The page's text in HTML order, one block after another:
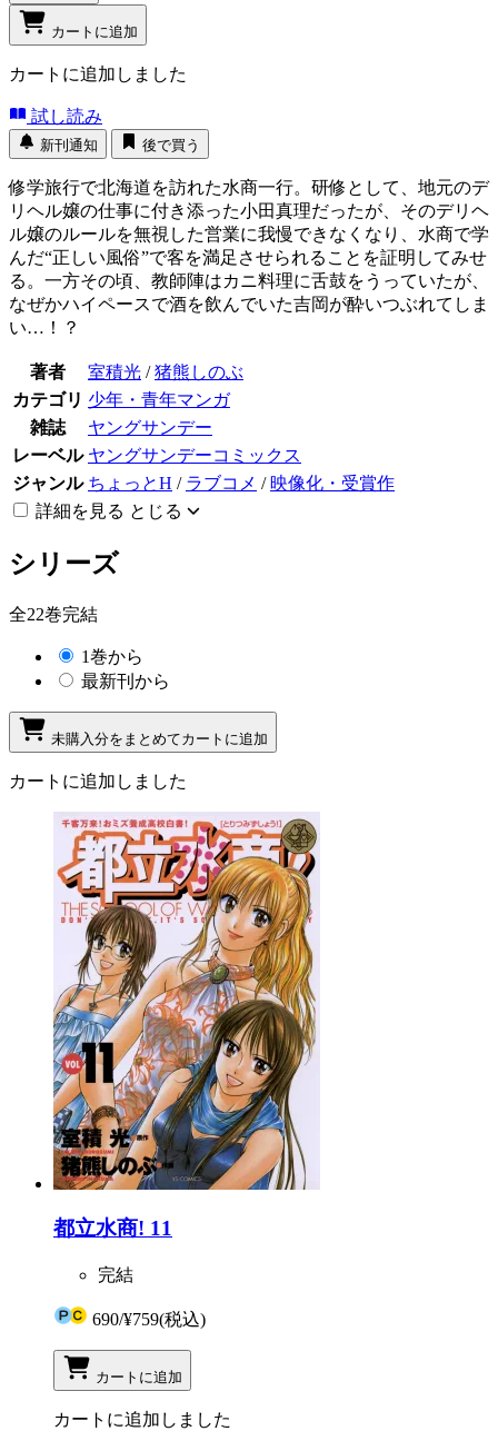
カートに追加
カートに追加しました
試し読み
新刊通知 後で買う
修学旅行で北海道を訪れた水商一行。研修として、地元のデ
リヘル嬢の仕事に付き添った小田真理だったが、そのデリヘ
ル嬢のルールを無視した営業に我慢できなくなり、水商で学
んだ“正しい風俗”で客を満足させられることを証明してみせ
る。一方その頃、教師陣はカニ料理に舌鼓をうっていたが、
なぜかハイペースで酒を飲んでいた吉岡が酔いつぶれてしま
い…！？
著者 室積光 /猪熊しのぶ
カテゴリ 少年・青年マンガ
雑誌
ヤングサンデー
レーベル ヤングサンデーコミックス
ジャンル ちょっとH / ラブコメ / 映像化・受賞作
詳細を見る とじる
シリーズ
全22巻完結
1巻から
最新刊から
未購入分をまとめてカートに追加
カートに追加しました
都立水商! 11
完結
690/¥759(税込)
カートに追加
カートに追加しました